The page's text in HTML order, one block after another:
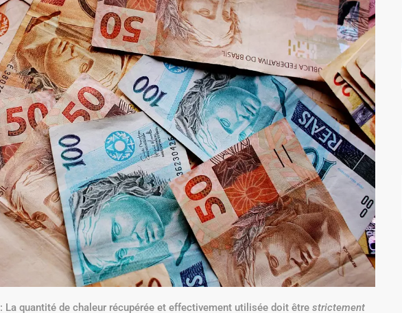
: La quantité de chaleur récupérée et effectivement utilisée doit être strictement